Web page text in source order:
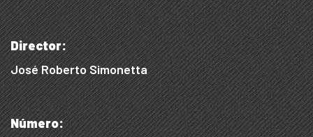
Director:
José Roberto Simonetta
Número: